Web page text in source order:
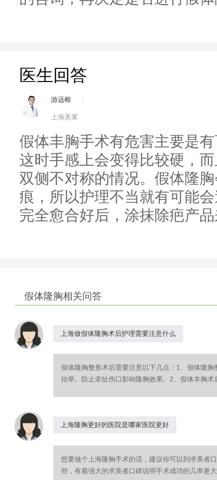
医生回答
游远榕
上海美莱
假体丰胸手术有危害主要是
这时手感上会变得比较硬，
双侧不对称的情况。假体隆
痕，所以护理不当就有可能
完全愈合好后，涂抹除疤产
假体隆胸相关问答
上海做假体隆胸术后护理需要注意什么
假体隆胸整形术后需要注意以下几点：1、假体隆
抬举。防止牵扯伤口影响隆胸效果。2、假体丰胸术
上海隆胸更好的医院是哪家医院更好
想要做个上海隆胸手术的话，建议你可以到求美者
些，有着强大的求美者口碑说明手术成功的几率更